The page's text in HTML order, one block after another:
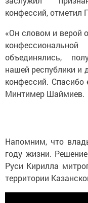
конфессий, отметил
«Он словом и верой
объединялись,
нашей республики и
конфессий. Спасибо
Минтимер Шаймиев.
Напомним, что
году жизни.
Руси Кирилла
территории